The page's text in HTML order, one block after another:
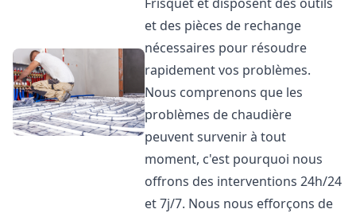
et des pièces de rechange
nécessaires pour résoudre
rapidement vos problèmes.
Nous comprenons que les
problèmes de chaudière
peuvent survenir à tout
moment, c'est pourquoi nous
offrons des interventions 24h/24
et 7j/7. Nous nous efforçons de